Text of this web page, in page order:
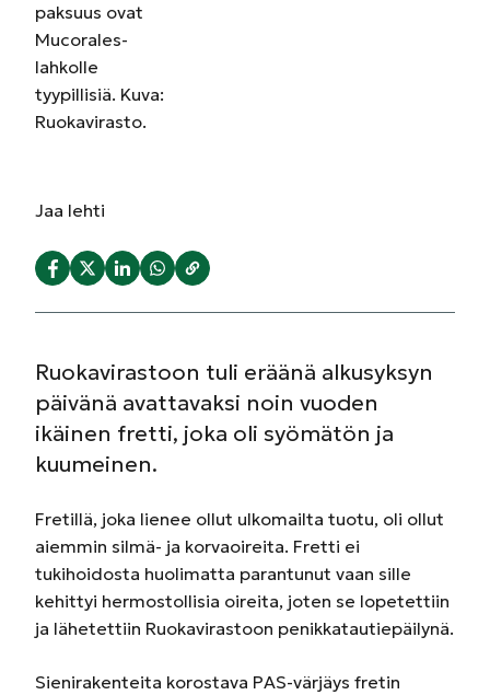
paksuus ovat
Mucorales-
lahkolle
tyypillisiä. Kuva:
Ruokavirasto.
Jaa lehti
Ruokavirastoon tuli eräänä alkusyksyn
päivänä avattavaksi noin vuoden
ikäinen fretti, joka oli syömätön ja
kuumeinen.
Fretillä, joka lienee ollut ulkomailta tuotu, oli ollut
aiemmin silmä- ja korvaoireita. Fretti ei
tukihoidosta huolimatta parantunut vaan sille
kehittyi hermostollisia oireita, joten se lopetettiin
ja lähetettiin Ruokavirastoon penikkatautiepäilynä.
Sienirakenteita korostava PAS-värjäys fretin